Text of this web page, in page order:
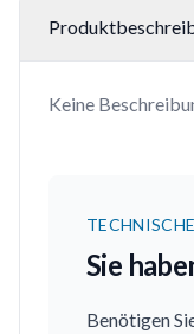
Keine
Sie
Benötigen